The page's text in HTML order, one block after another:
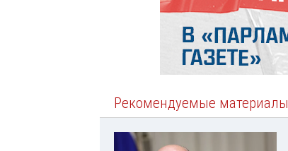
Рекомендуемые материалы